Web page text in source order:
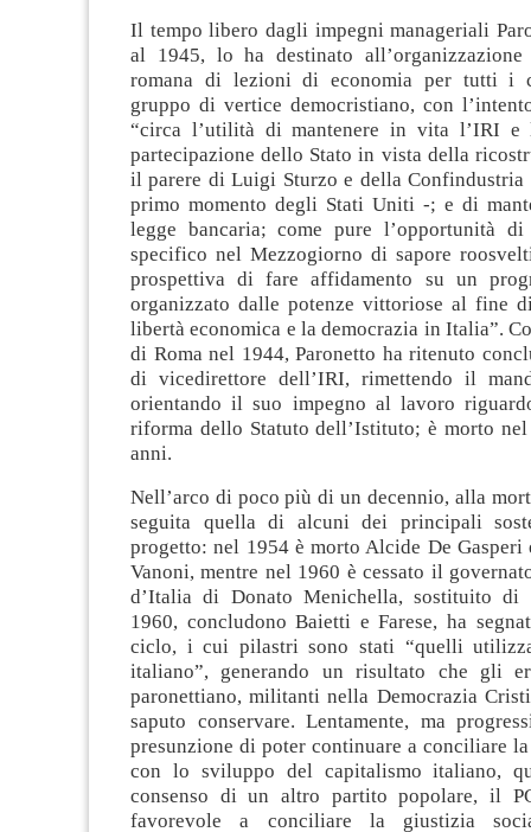
Il tempo libero dagli impegni manageriali
al 1945, lo ha destinato
romana di lezioni di economia per tutti i
gruppo di vertice democristiano, con
“circa l’utilità di mantenere in vita l’IRI e
partecipazione dello Stato in vista della
il parere di Luigi Sturzo e della Confindustria
primo momento degli Stati Uniti -; e di
legge bancaria; come pure l’opportunità
specifico nel Mezzogiorno di sapore
prospettiva di fare affidamento su un
organizzato dalle potenze vittoriose al fine
libertà economica e la democrazia in Italia”.
di Roma nel 1944, Paronetto ha ritenuto
di vicedirettore dell’IRI, rimettendo il
orientando il suo impegno al lavoro
riforma dello Statuto dell’Istituto; è morto
anni.
Nell’arco di poco più di un decennio, alla
seguita quella di alcuni dei principali
progetto: nel 1954 è morto Alcide De Gasperi
Vanoni, mentre nel 1960 è cessato il
d’Italia di Donato Menichella, sostituito
1960, concludono Baietti e Farese, ha
ciclo, i cui pilastri sono stati “quelli
italiano”, generando un risultato che gli
paronettiano, militanti nella Democrazia
saputo conservare. Lentamente, ma
presunzione di poter continuare a conciliare
con lo sviluppo del capitalismo italiano,
consenso di un altro partito popolare, il
favorevole a conciliare la giustizia